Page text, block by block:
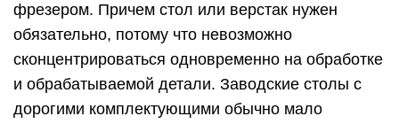
фрезером. Причем стол или верстак нужен
обязательно, потому что невозможно
сконцентрироваться одновременно на обработке
и обрабатываемой детали. Заводские столы с
дорогими комплектующими обычно мало